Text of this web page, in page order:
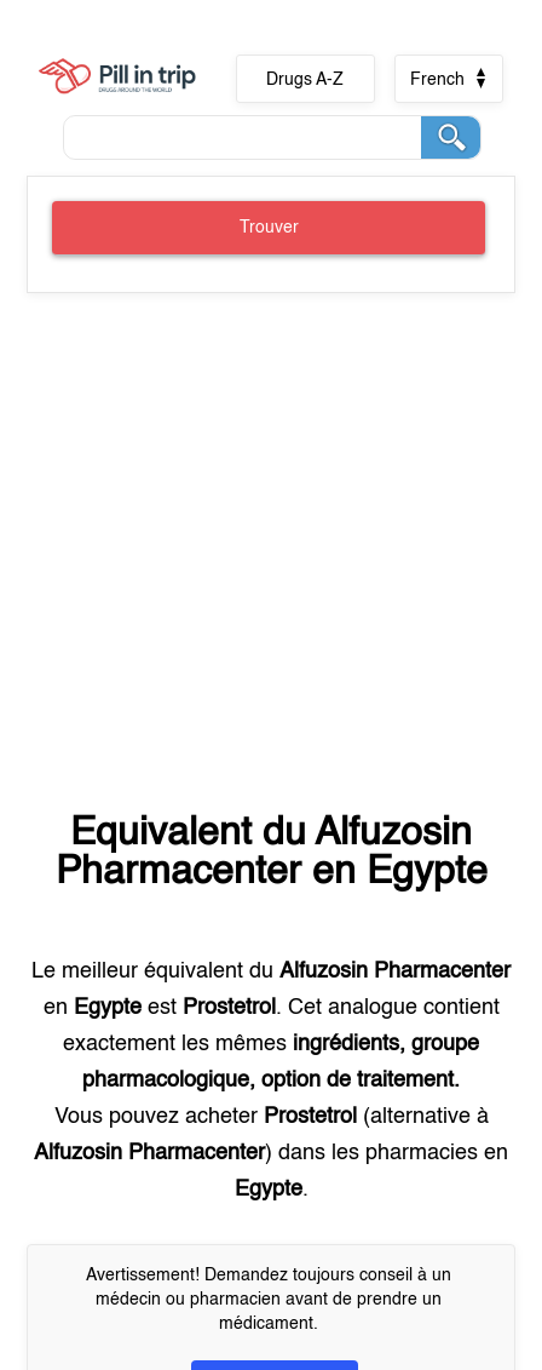
Drugs A-Z French
Trouver
Equivalent du Alfuzosin
Pharmacenteren Egypte
Le meilleur équivalent du Alfuzosin Pharmacenter
en Egypteest Prostetrol . Cet analogue contient
exactement les mêmes ingrédients, groupe
pharmacologique, option de traitement.
Vous pouvez acheter Prostetrol (alternative à
Alfuzosin Pharmacenter) dans les pharmacies en
Egypte.
Avertissement! Demandez toujours conseil à un
médecin ou pharmacien avant de prendre un
médicament.